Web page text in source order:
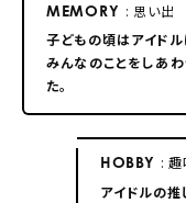
MEMORY : 思い出
子どもの頃はアイドル
みんなのことをしあ
た。
HOBBY : 趣
アイドルの推